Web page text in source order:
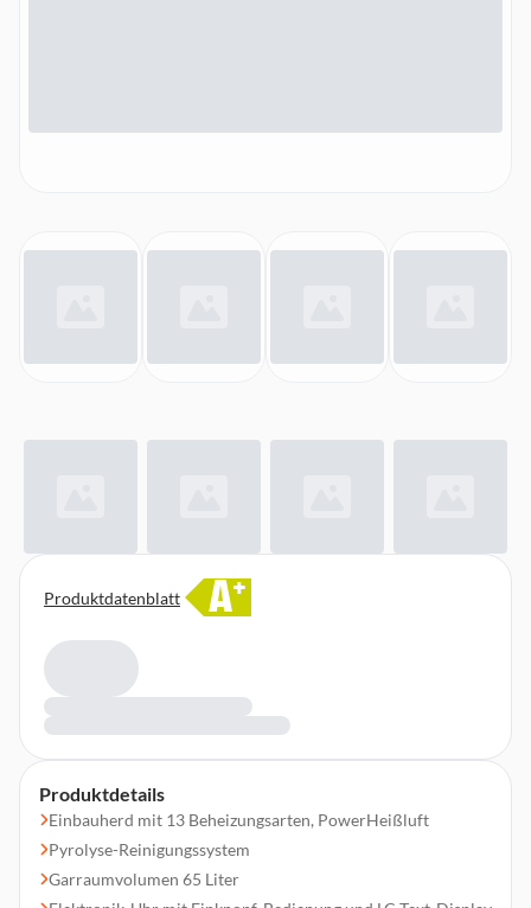
Produktdetails
Einbauherd mit 13 Beheizungsarten, PowerHeißluft
Pyrolyse-Reinigungssystem
Garraumvolumen 65 Liter
A+
Produktdatenblatt